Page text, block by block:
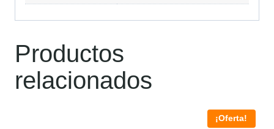
Productos
relacionados
¡Oferta!